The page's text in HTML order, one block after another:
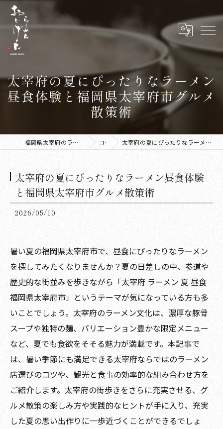
太宰府の夏にぴったりなラーメン
昼食体験と福岡県太宰府市グルメ
散策術
福岡県太宰府のラーメンならラーメン おいげん コラム 太宰府の夏にぴったりなラーメン昼食体験と福岡県太宰府市グルメ散策術
太宰府の夏にぴったりなラーメン昼食体験
と福岡県太宰府市グルメ散策術
2026/05/10
暑い夏の福岡県太宰府市で、昼食にぴったりなラーメン
を探してみたくなりませんか？夏の日差しの中、参道や
歴史的な街並みを歩きながら「太宰府 ラーメン 夏 昼食
福岡県太宰府市」というテーマが気になっている方も多
いことでしょう。太宰府のラーメン文化は、濃厚な豚骨
スープや独特の麺、バリエーション豊かな限定メニュー
など、夏でも食欲をそそる魅力が満載です。本記事で
は、暑い季節にも満足できる太宰府ならではのラーメン
店選びのコツや、観光と食事の効率的な組み合わせ方を
ご紹介します。太宰府の街歩きをさらに充実させる、グ
ルメ散策の楽しみ方や実践的なヒントが手に入り、充実
した夏の思い出作りに一歩近づくことができるでしょ